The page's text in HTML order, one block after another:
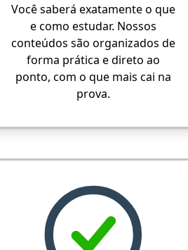
Você saberá exatamente o que
e como estudar. Nossos
conteúdos são organizados de
forma prática e direto ao
ponto, com o que mais cai na
prova.